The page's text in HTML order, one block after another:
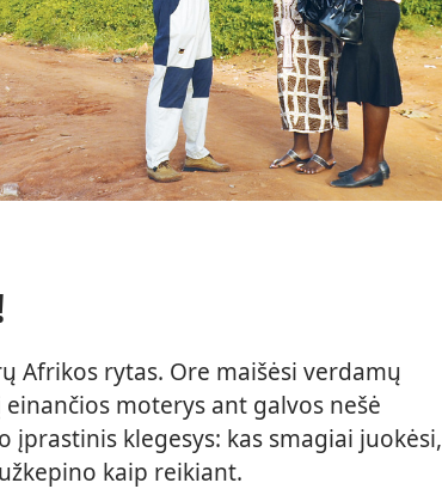
Afrikos rytas. Ore maišėsi verdamų
moterys ant galvos nešė
įprastinis klegesys: kas smagiai juokėsi,
kaip reikiant.